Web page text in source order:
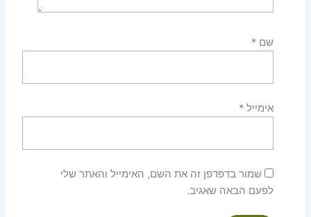
שם *
אימייל *
שמור בדפדפן זה את השם, האימייל והאתר שלי
לפעם הבאה שאגיב.